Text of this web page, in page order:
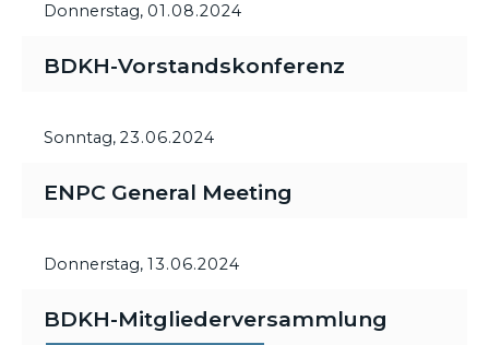
Donnerstag, 01.08.2024
BDKH-Vorstandskonferenz
Sonntag, 23.06.2024
ENPC General Meeting
Donnerstag, 13.06.2024
BDKH-Mitgliederversammlung